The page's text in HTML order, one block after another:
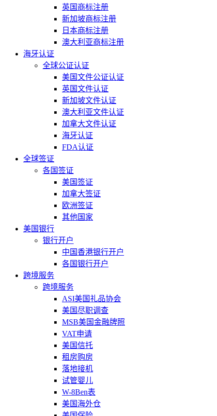
英国商标注册
新加坡商标注册
日本商标注册
澳大利亚商标注册
海牙认证
全球公证认证
美国文件公证认证
英国文件认证
新加坡文件认证
澳大利亚文件认证
加拿大文件认证
海牙认证
FDA认证
全球签证
各国签证
美国签证
加拿大签证
欧洲签证
其他国家
美国银行
银行开户
中国香港银行开户
各国银行开户
跨境服务
跨境服务
ASI美国礼品协会
美国尽职调查
MSB美国金融牌照
VAT申请
美国信托
租房购房
落地接机
试管婴儿
W-8Ben表
美国海外仓